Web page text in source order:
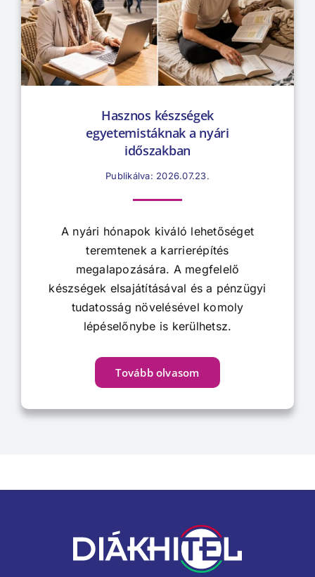
Hasznos készségek
egyetemistáknak a nyári
időszakban
Publikálva: 2026.07.23.
A nyári hónapok kiváló lehetőséget
teremtenek a karrierépítés
megalapozására. A megfelelő
készségek elsajátításával és a pénzügyi
tudatosság növelésével komoly
lépéselőnybe is kerülhetsz.
Tovább olvasom